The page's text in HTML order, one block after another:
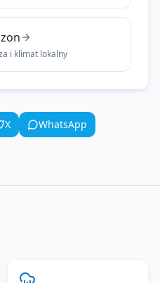
i klimat lokalny
X
WhatsApp